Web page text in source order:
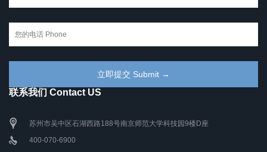
联系我们 Contact US
苏州市吴中区石湖西路188号南京师范大学科技园9楼D座
400-070-6900